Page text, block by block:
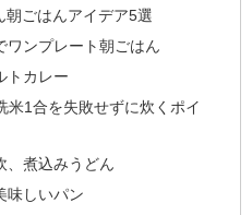
朝ごはんアイデア5選
ワンプレート朝ごはん
トカレー
米1合を失敗せずに炊くポイ
、煮込みうどん
味しいパン